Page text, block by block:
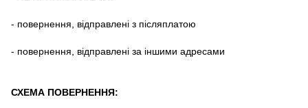
- повернення відправлені з післяплатою
- повернення відправлені за іншими адресами
СХЕМА ПОВЕРНЕННЯ: